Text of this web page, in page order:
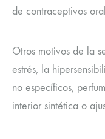
de contraceptivos
Otros motivos de la
estrés, la
no específicos,
interior sintética o